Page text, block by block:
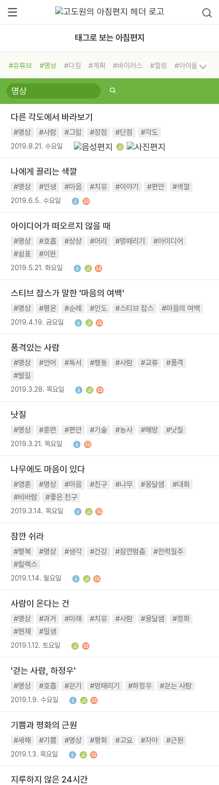
태그로 보는 아침편지
#유튜브 #명상 #다짐 #계획 #바이러스 #힐링
#아이들
#비전캠프
#독서캠프 #삶
#희망
#나눔 #친구 #링컨학교
#독서
#건강 #면역력
다른 각도에서 바라보기
#명상 #사람 #그림 #장점 #단점 #각도
2019.8.21. 수요일
나에게 끌리는 색깔
#명상 #인생 #마음 #치유 #이야기 #편안 #색깔
2019.6.5. 수요일
아이디어가 떠오르지 않을 때
#명상 #호흡 #상상 #머리 #멍때리기
#아이디어
#쉼표
#이완
2019.5.21. 화요일
스티브 잡스가 말한 '마음의 여백'
#명상 #평온 #순례 #인도 #스티브 잡스 #마음의 여백
2019.4.19. 금요일
품격있는 사람
#명상 #언어 #독서 #행동 #사람 #교류
#품격
#발길
2019.3.28. 목요일
낫질
#명상 #훈련 #편안 #기술 #농사 #해방 #낫질
2019.3.21. 목요일
나무에도 마음이 있다
#영혼 #명상 #마음 #친구 #나무 #옹달샘
#대화
#비바람
#좋은 친구
2019.3.14. 목요일
잠깐 쉬라
#행복 #명상 #생각 #건강 #잠깐멈춤
#전력질주
#릴렉스
2019.1.14. 월요일
사람이 온다는 건
#명상 #과거 #미래 #치유 #사람 #옹달샘
#정화
#현재
#일생
2019.1.12. 토요일
'걷는 사람, 하정우'
#명상 #호흡 #걷기 #멍때리기 #하정우 #걷는 사람
2019.1.9. 수요일
기쁨과 평화의 근원
#새해 #기쁨 #명상 #평화 #고요 #자아 #근원
2019.1.3. 목요일
지루하지 않은 24시간